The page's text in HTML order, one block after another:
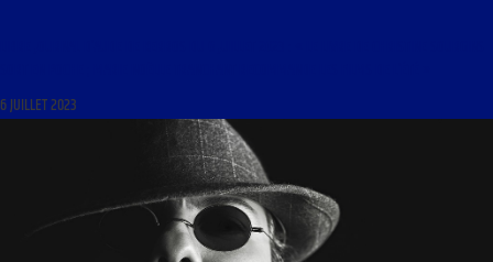
6 JUILLET 2023